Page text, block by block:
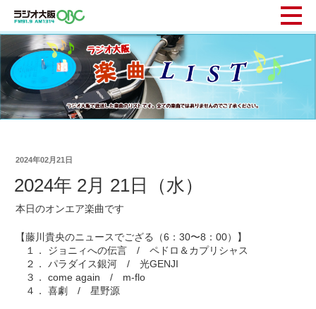
2024年02月21日
2024年 2月 21日（水）
本日のオンエア楽曲です
【藤川貴央のニュースでござる（6：30〜8：00）】
１． ジョニィへの伝言 / ペドロ＆カプリシャス
２． パラダイス銀河 / 光GENJI
３． come again / m-flo
４． 喜劇 / 星野源